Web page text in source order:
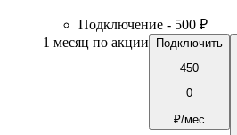
Подключение - 500 ₽
1 месяц по акции
Подключить
450
0
₽/мес